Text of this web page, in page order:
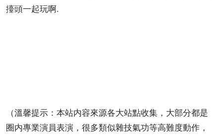
擡頭一起玩啊.
（溫馨提示：本站内容來源各大站點收集，大部分都是
圈内專業演員表演，很多類似雜技氣功等高難度動作，